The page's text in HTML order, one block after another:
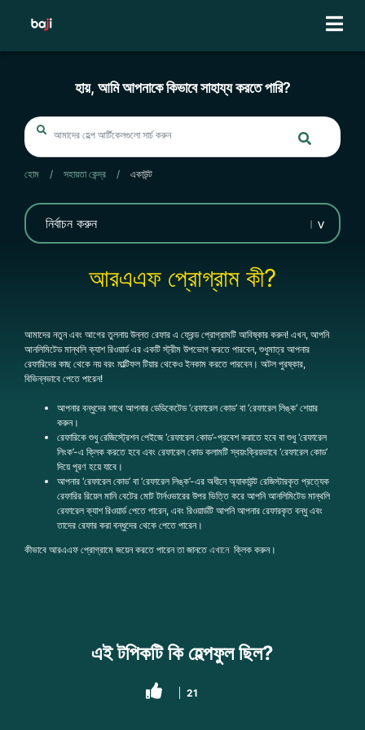
হায়, আমি আপনাকে কিভাবে সাহায্য করতে পারি?
হোম / সহায়তা কেন্দ্র / একাউন্ট
আরএএফ প্রোগ্রাম কী?
আমাদের নতুন এবং আগের তুলনায় উন্নত রেফার এ ফ্রেন্ড প্রোগ্রামটি আবিষ্কার করুন! এখন, আপনি
আনলিমিটেড মান্থলি ক্যাশ রিওয়ার্ড এর একটি স্ট্রীম উপভোগ করতে পারবেন, শুধুমাত্র আপনার
রেফারিদের কাছ থেকে নয় বরং মাল্টিফল টিয়ার থেকেও ইনকাম করতে পারবেন। অটল পুরষ্কার,
বিভিন্নভাবে পেতে পারেন!
আপনার বন্ধুদের সাথে আপনার ডেডিকেটেড ‘রেফারেল কোড‘ বা ‘রেফারেল লিঙ্ক‘ শেয়ার
করুন।
রেফারিকে শুধু রেজিস্ট্রেশন পেইজে ‘রেফারেল কোড’-প্রবেশ করাতে হবে বা শুধু ‘রেফারেল
লিংক’-এ ক্লিক করতে হবে এবং রেফারেল কোড কলামটি স্বয়ংক্রিয়ভাবে ‘রেফারেল কোড’
দিয়ে পূরণ হয়ে যাবে।
আপনার ‘রেফারেল কোড’ বা ‘রেফারেল লিঙ্ক’-এর অধীনে অ্যাকাউন্ট রেজিস্টারকৃত প্রত্যেক
রেফারির রিয়েল মানি বেটের মোট টার্নওভারের উপর ভিত্তি করে আপনি আনলিমিটেড মান্থলি
রেফারেল ক্যাশ রিওয়ার্ড পেতে পারেন, এবং রিওয়ার্ডটি আপনি আপনার রেফারকৃত বন্ধু এবং
তাদের রেফার করা বন্ধুদের থেকে পেতে পারেন।
কীভাবে আরএএফ প্রোগ্রামে জয়েন করতে পারেন তা জানতে এখানেক্লিক করুন।
এই টপিকটি কি হেল্পফুল ছিল?
21